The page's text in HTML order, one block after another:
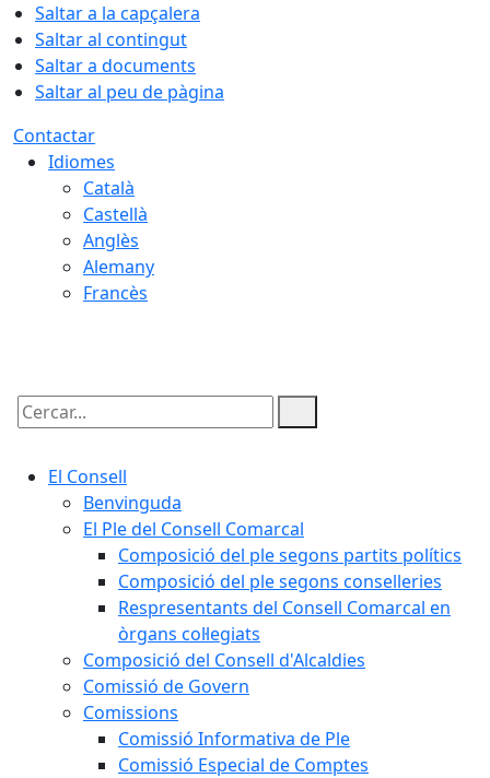
Saltar a la capçalera
Saltar al contingut
Saltar a documents
Saltar al peu de pàgina
Contactar
Idiomes
Català
Castellà
Anglès
Alemany
Francès
Cercar:
El Consell
Benvinguda
El Ple del Consell Comarcal
Composició del ple segons partits polítics
Composició del ple segons conselleries
Respresentants del Consell Comarcal en
òrgans col·legiats
Composició del Consell d'Alcaldies
Comissió de Govern
Comissions
Comissió Informativa de Ple
Comissió Especial de Comptes